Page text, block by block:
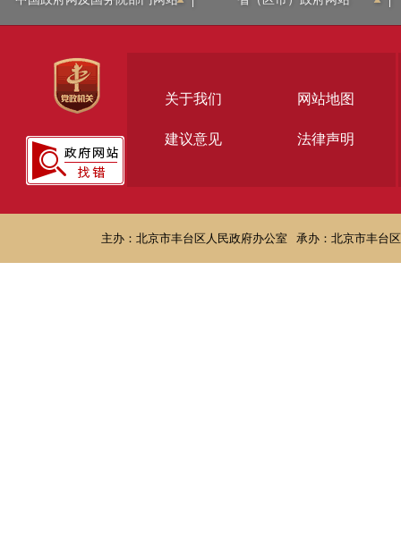
关于我们 网站地图
建议意见 法律声明
主办：北京市丰台区人民政府办公室 承办：北京市丰台